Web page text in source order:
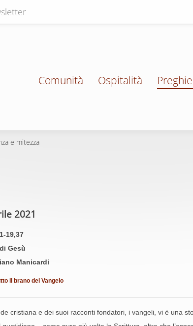
Comunità Ospitalità
e mitezza
2021
19,37
Gesù
Manicardi
il brano del Vangelo
cristiana e dei suoi racconti fondatori, i vangeli, vi è una